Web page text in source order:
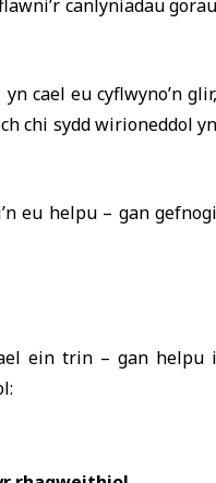
canlyniadau gorau
cael eu cyflwyno’n glir,
chi sydd wirioneddol yn
eu helpu – gan gefnogi
ein trin – gan helpu i